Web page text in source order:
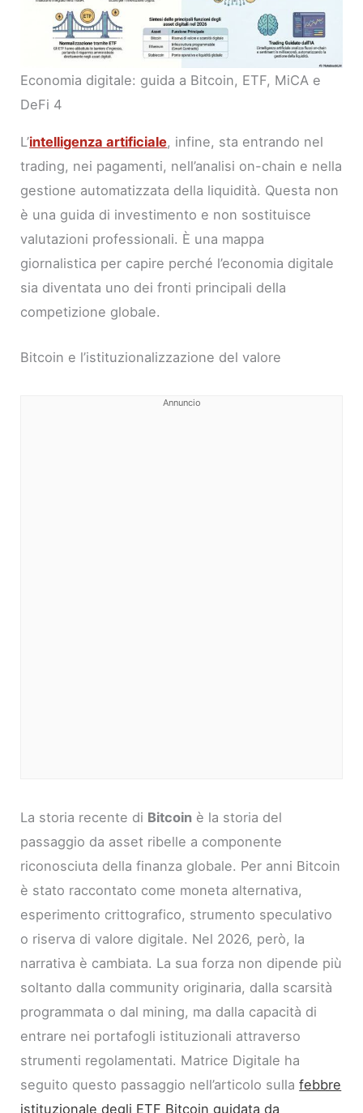
Economia digitale: guida a Bitcoin, ETF, MiCA e
DeFi 4
L’intelligenza artificiale, infine, sta entrando nel
trading, nei pagamenti, nell’analisi on-chain e nella
gestione automatizzata della liquidità. Questa non
è una guida di investimento e non sostituisce
valutazioni professionali. È una mappa
giornalistica per capire perché l’economia digitale
sia diventata uno dei fronti principali della
competizione globale.
Bitcoin e l’istituzionalizzazione del valore
Annuncio
La storia recente di Bitcoin è la storia del
passaggio da asset ribelle a componente
riconosciuta della finanza globale. Per anni Bitcoin
è stato raccontato come moneta alternativa,
esperimento crittografico, strumento speculativo
o riserva di valore digitale. Nel 2026, però, la
narrativa è cambiata. La sua forza non dipende più
soltanto dalla community originaria, dalla scarsità
programmata o dal mining, ma dalla capacità di
entrare nei portafogli istituzionali attraverso
strumenti regolamentati. Matrice Digitale ha
seguito questo passaggio nell’articolo sullafebbre
istituzionale degli ETF Bitcoin guidata da